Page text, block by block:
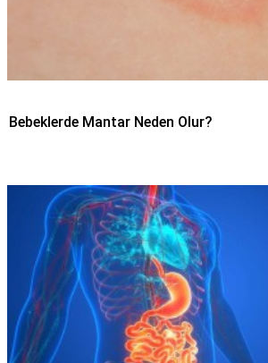
Bebeklerde Mantar Neden Olur?